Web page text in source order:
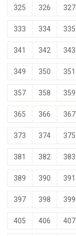
325 326 327
333 334 335
341 342 343
349 350 351
357 358 359
365 366 367
373 374 375
381 382 383
389 390 391
397 398 399
405 406 407